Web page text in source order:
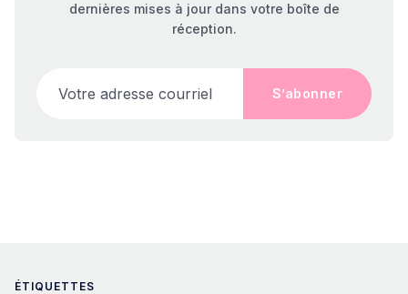
dernières mises à jour dans votre boîte de
réception.
S’abonner
ÉTIQUETTES